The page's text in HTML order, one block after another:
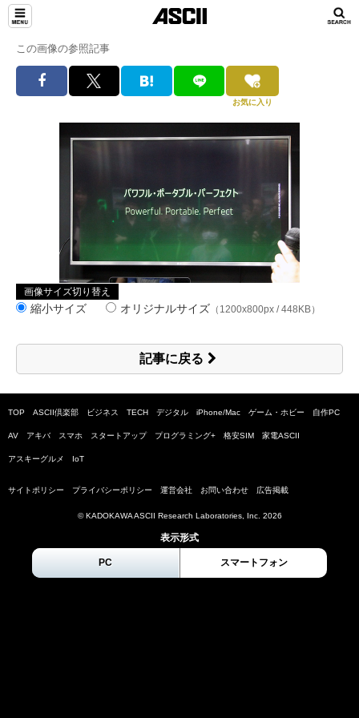
この画像の参照記事
お気に入り
画像サイズ切り替え
縮小サイズ オリジナルサイズ （1200x800px / 448KB）
記事に戻る
TOP ASCII倶楽部 ビジネス TECH デジタル iPhone/Mac ゲーム・ホビー 自作PC
AV アキバ スマホ スタートアップ プログラミング+ 格安SIM 家電ASCII
アスキーグルメ IoT
サイトポリシー プライバシーポリシー 運営会社 お問い合わせ 広告掲載
© KADOKAWA ASCII Research Laboratories, Inc. 2026
表示形式
PC スマートフォン